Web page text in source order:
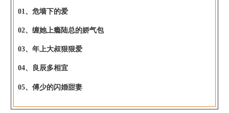
01、危墙下的爱
02、缠她上瘾陆总的娇气包
03、年上大叔狠狠爱
04、良辰多相宜
05、傅少的闪婚甜妻